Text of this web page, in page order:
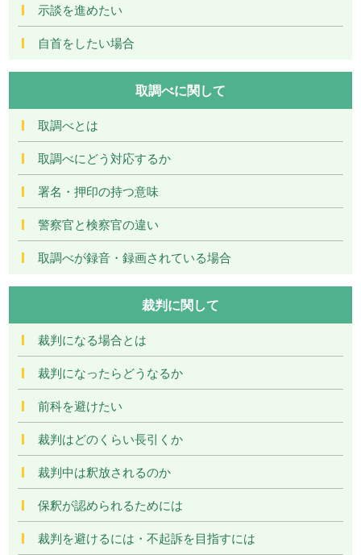
示談を進めたい
自首をしたい場合
取調べに関して
取調べとは
取調べにどう対応するか
署名・押印の持つ意味
警察官と検察官の違い
取調べが録音・録画されている場合
裁判に関して
裁判になる場合とは
裁判になったらどうなるか
前科を避けたい
裁判はどのくらい長引くか
裁判中は釈放されるのか
保釈が認められるためには
裁判を避けるには・不起訴を目指すには